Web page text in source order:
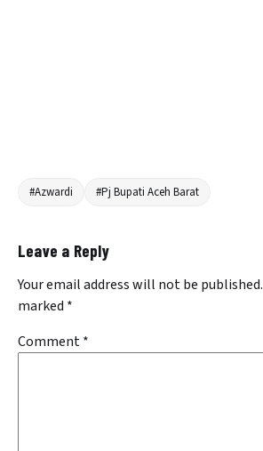
#Azwardi #Pj Bupati Aceh Barat
Leave a Reply
Your email address will not be published.
marked *
Comment*